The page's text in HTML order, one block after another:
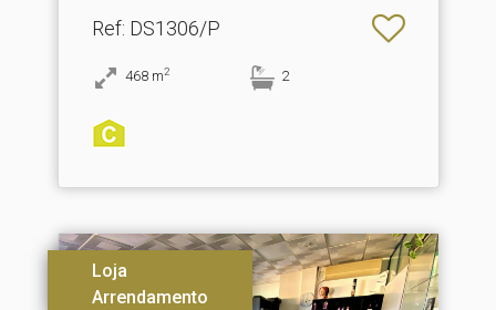
Ref: DS1306/P
468 m2 2
Loja
Arrendamento